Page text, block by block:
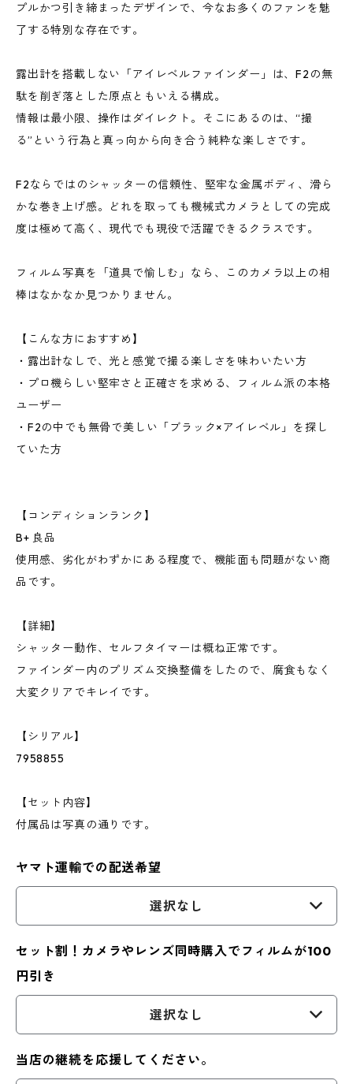
プルかつ引き締まったデザインで、今なお多くのファンを魅
了する特別な存在です。
露出計を搭載しない「アイレベルファインダー」は、F2の無
駄を削ぎ落とした原点ともいえる構成。
情報は最小限、操作はダイレクト。そこにあるのは、“撮
る”という行為と真っ向から向き合う純粋な楽しさです。
F2ならではのシャッターの信頼性、堅牢な金属ボディ、滑ら
かな巻き上げ感。どれを取っても機械式カメラとしての完成
度は極めて高く、現代でも現役で活躍できるクラスです。
フィルム写真を「道具で愉しむ」なら、このカメラ以上の相
棒はなかなか見つかりません。
【こんな方におすすめ】
・露出計なしで、光と感覚で撮る楽しさを味わいたい方
・プロ機らしい堅牢さと正確さを求める、フィルム派の本格
ユーザー
・F2の中でも無骨で美しい「ブラック×アイレベル」を探し
ていた方
【コンディションランク】
B+ 良品
使用感、劣化がわずかにある程度で、機能面も問題がない商
品です。
【詳細】
シャッター動作、セルフタイマーは概ね正常です。
ファインダー内のプリズム交換整備をしたので、腐食もなく
大変クリアでキレイです。
【シリアル】
7958855
【セット内容】
付属品は写真の通りです。
ヤマト運輸での配送希望
選択なし
セット割！カメラやレンズ同時購入でフィルムが100
円引き
選択なし
当店の継続を応援してください。